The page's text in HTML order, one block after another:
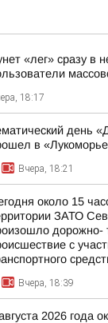
«лег» сразу в
18:17
день
в
Вчера, 18:21
около 15
ЗАТО
дорожно-
с
Вчера, 18:39
2026 года